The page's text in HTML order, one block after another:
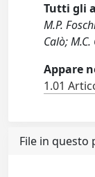
Tutti gli
M.P.
Calò;
Appare
1.01
File in questo